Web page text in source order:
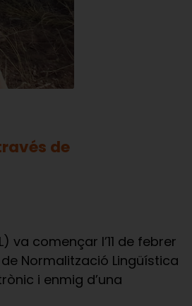
de
començar l’11 de febrer
Normalització Lingüística
i enmig d’una